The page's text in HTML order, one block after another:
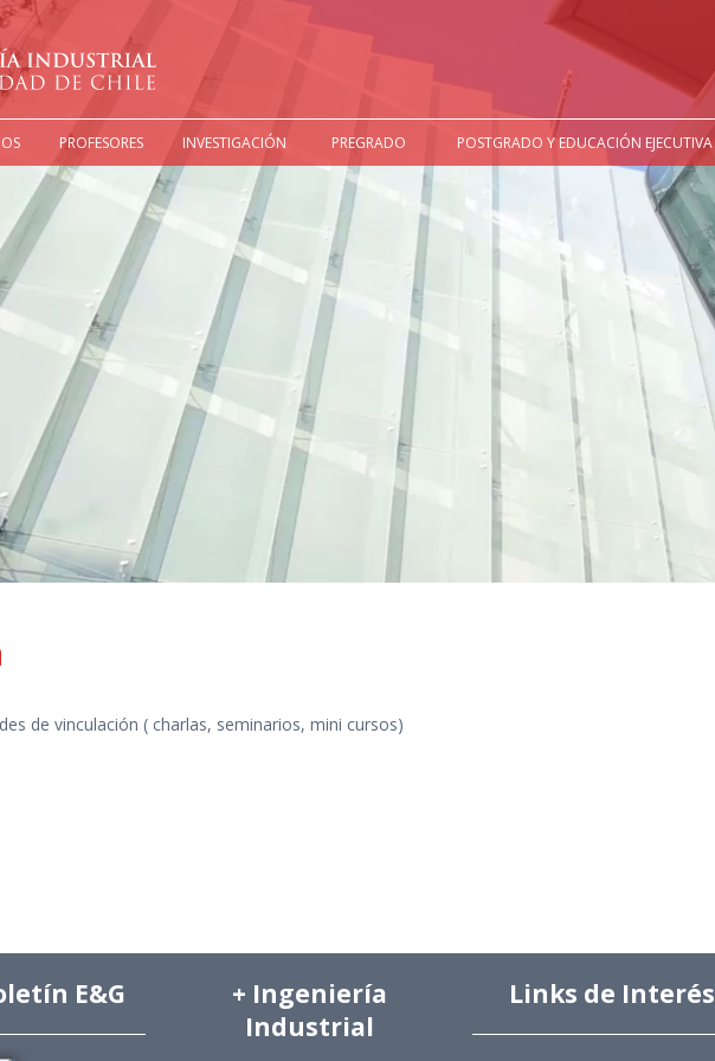
PROFESORES INVESTIGACIÓN PREGRADO POSTGRADO Y EDUCACIÓN EJECUTIVA
de vinculación ( charlas, seminarios, mini cursos)
E&G
+ Ingeniería
Industrial
Links de Interés